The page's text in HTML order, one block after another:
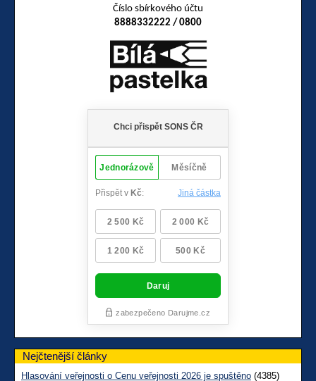
Číslo sbírkového účtu
8888332222 / 0800
Nejčtenější články
Hlasování veřejnosti o Cenu veřejnosti 2026 je spuštěno (4385)